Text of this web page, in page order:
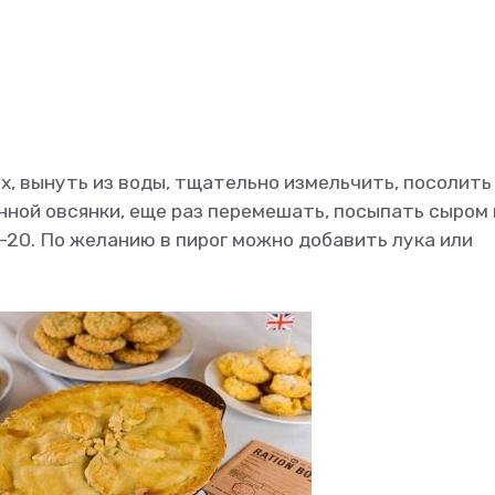
вынуть из воды, тщательно измельчить, посолить
овсянки, еще раз перемешать, посыпать сыром
По желанию в пирог можно добавить лука или